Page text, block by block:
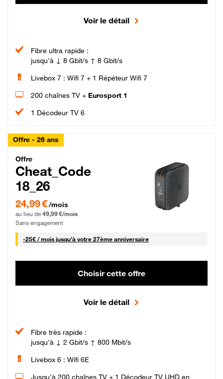
Voir le détail
Fibre ultra rapide :
jusqu'à ↓ 8 Gbit/s ↑ 8 Gbit/s
Livebox 7 : Wifi 7 + 1 Répéteur Wifi 7
200 chaînes TV + Eurosport 1
1 Décodeur TV 6
Offre - 26 ans
Cheat_Code Fibre_18_26
Offre
Cheat_Code
18_26
24,99 € par mois pendant 0 mois puis 49,99 € par mois, Sans engagement
24,99 €/mois
au lieu de 49,99 €/mois
Sans engagement
-25€ / mois25 € par mois
jusqu'à votre 27ème anniversaire
Choisir cette offre
Voir le détail
Fibre très rapide :
jusqu'à ↓ 2 Gbit/s ↑ 800 Mbit/s
Livebox 6 : Wifi 6E
Jusqu’à 200 chaînes TV + 1 Décodeur TV UHD en